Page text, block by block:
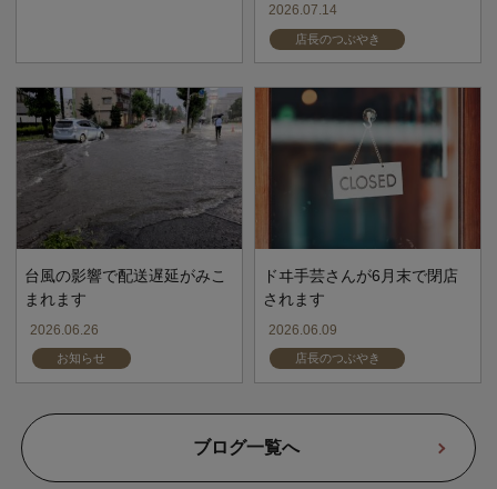
2026.07.14
店長のつぶやき
台風の影響で配送遅延がみこ
まれます
2026.06.26
お知らせ
ドヰ手芸さんが6月末で閉店
されます
2026.06.09
店長のつぶやき
ブログ一覧へ